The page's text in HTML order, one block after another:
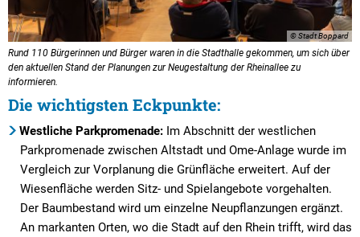
© Stadt Boppard
Rund 110 Bürgerinnen und Bürger waren in die Stadthalle gekommen, um sich über
den aktuellen Stand der Planungen zur Neugestaltung der Rheinallee zu
informieren.
Die wichtigsten Eckpunkte:
Westliche Parkpromenade: Im Abschnitt der westlichen
Parkpromenade zwischen Altstadt und Ome-Anlage wurde im
Vergleich zur Vorplanung die Grünfläche erweitert. Auf der
Wiesenfläche werden Sitz- und Spielangebote vorgehalten.
Der Baumbestand wird um einzelne Neupflanzungen ergänzt.
An markanten Orten, wo die Stadt auf den Rhein trifft, wird das